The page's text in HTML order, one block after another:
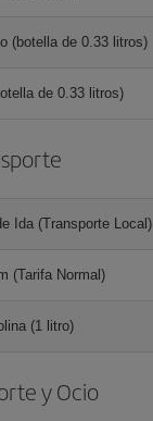
(botella de 0.33 litros)
de 0.33 litros)
Ida (Transporte Local)
(Tarifa Normal)
(1 litro)
y Ocio